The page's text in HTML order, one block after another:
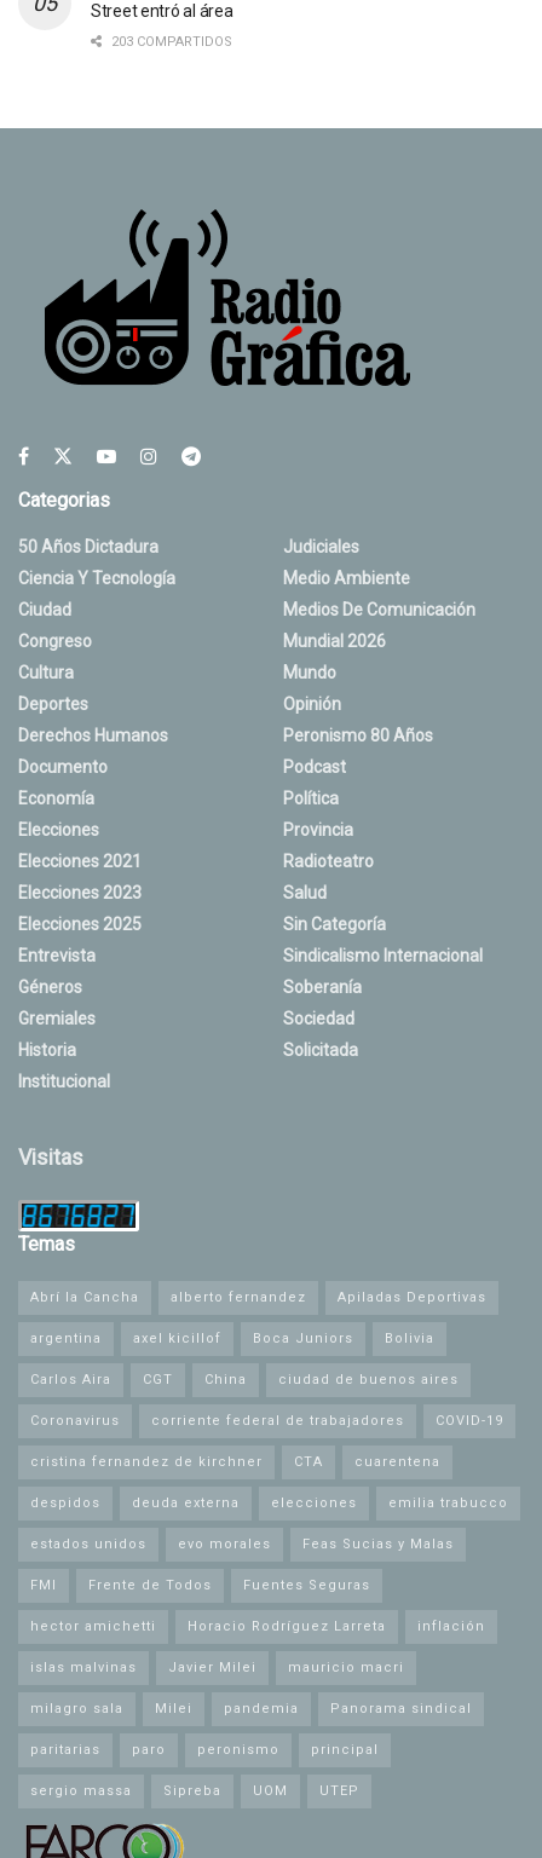
Street entró al área
203 COMPARTIDOS
Categorias
50 Años Dictadura
Ciencia Y Tecnología
Ciudad
Congreso
Cultura
Deportes
Derechos Humanos
Documento
Economía
Elecciones
Elecciones 2021
Elecciones 2023
Elecciones 2025
Entrevista
Géneros
Gremiales
Historia
Institucional
Judiciales
Medio Ambiente
Medios De Comunicación
Mundial 2026
Mundo
Opinión
Peronismo 80 Años
Podcast
Política
Provincia
Radioteatro
Salud
Sin Categoría
Sindicalismo Internacional
Soberanía
Sociedad
Solicitada
Visitas
Temas
Abrí la Cancha alberto fernandez Apiladas Deportivas
argentina axel kicillof Boca Juniors Bolivia
Carlos Aira CGT China ciudad de buenos aires
Coronavirus corriente federal de trabajadores COVID-19
cristina fernandez de kirchner CTA cuarentena
despidos deuda externa elecciones emilia trabucco
estados unidos evo morales Feas Sucias y Malas
FMI Frente de Todos Fuentes Seguras
hector amichetti Horacio Rodríguez Larreta inflación
islas malvinas Javier Milei mauricio macri
milagro sala Milei pandemia Panorama sindical
paritarias paro peronismo principal
sergio massa Sipreba UOM UTEP